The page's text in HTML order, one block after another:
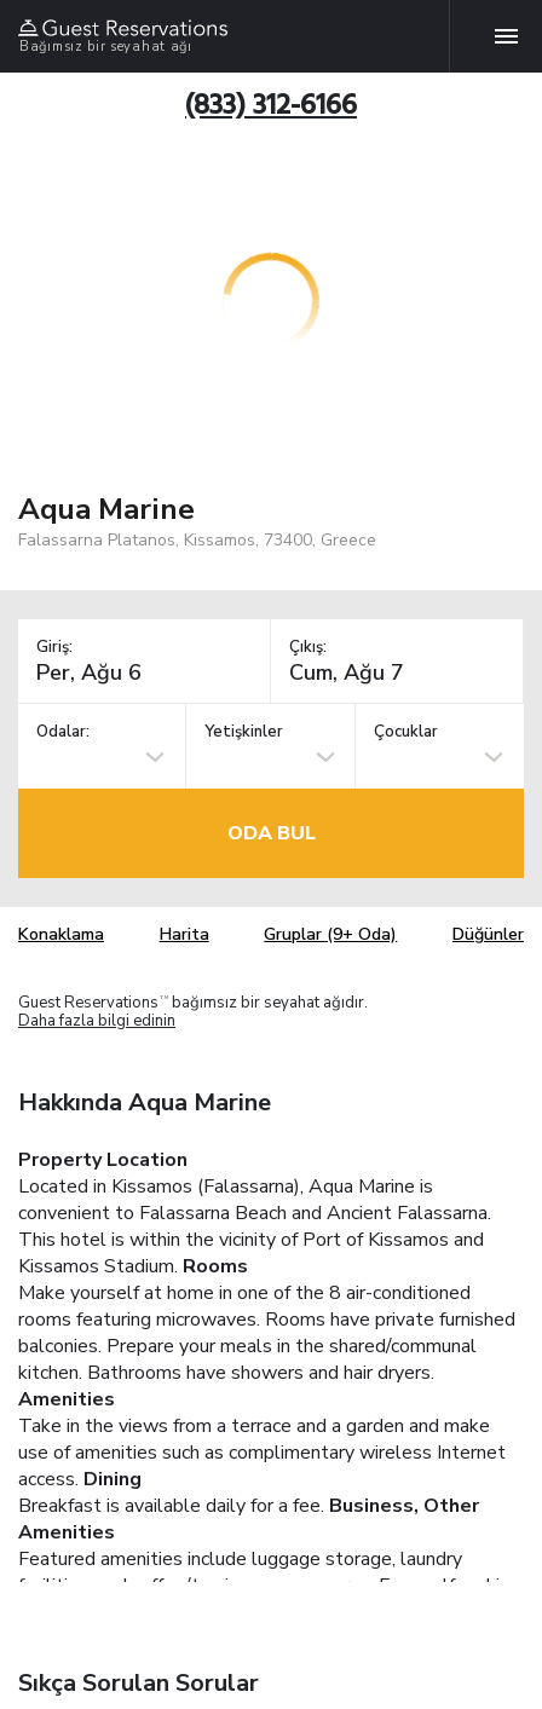
Bağımsız bir seyahat ağı
(833) 312-6166
Aqua Marine
Falassarna Platanos, Kissamos, 73400, Greece
Giriş: Çıkış:
Odalar: Yetişkinler Çocuklar
ODA BUL
Konaklama Harita Gruplar (9+ Oda) Düğünler
Guest Reservations TM bağımsız bir seyahat ağıdır.
Daha fazla bilgi edinin
Hakkında Aqua Marine
Property Location
Located in Kissamos (Falassarna), Aqua Marine is
convenient to Falassarna Beach and Ancient Falassarna.
This hotel is within the vicinity of Port of Kissamos and
Kissamos Stadium. Rooms
Make yourself at home in one of the 8 air-conditioned
rooms featuring microwaves. Rooms have private furnished
balconies. Prepare your meals in the shared/communal
kitchen. Bathrooms have showers and hair dryers.
Amenities
Take in the views from a terrace and a garden and make
use of amenities such as complimentary wireless Internet
access. Dining
Breakfast is available daily for a fee. Business, Other
Amenities
Featured amenities include luggage storage, laundry
facilities, and coffee/tea in a common area. Free self parking
Sıkça Sorulan Sorular